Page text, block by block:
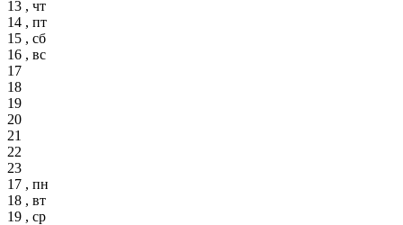
13 , чт
14 , пт
15 , сб
16 , вс
17
18
19
20
21
22
23
17 , пн
18 , вт
19 , ср